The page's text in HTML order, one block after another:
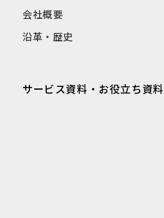
会社概要
沿革・歴史
サービス資料・お役立ち資料